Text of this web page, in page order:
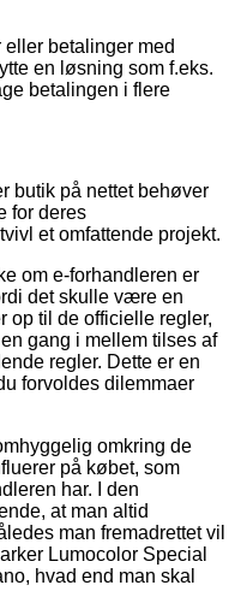
betalinger med
en løsning som f.eks.
betalingen i flere
butik på nettet behøver
for deres
et omfattende projekt.
om e-forhandleren er
det skulle være en
op til de officielle regler,
gang i mellem tilses af
regler. Dette er en
forvoldes dilemmaer
omkring de
på købet, som
har. I den
at man altid
man fremadrettet vil
Lumocolor Special
hvad end man skal